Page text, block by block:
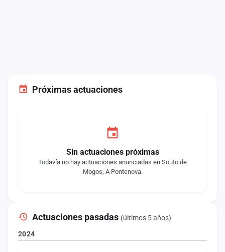
Próximas actuaciones
Sin actuaciones próximas
Todavía no hay actuaciones anunciadas en Souto de
Mogos, A Pontenova.
Actuaciones pasadas (últimos 5 años)
2024